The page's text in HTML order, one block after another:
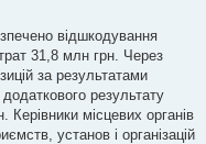
відшкодування
31,8 млн грн. Через
за результатами
результату
місцевих органів
установ і організацій